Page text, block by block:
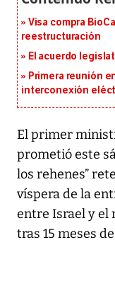
Visa compra
reestructuración
El acuerdo
Primera reunión
interconexión
El primer
prometió este
los rehenes”
víspera de la
entre Israel y el
tras 15 meses